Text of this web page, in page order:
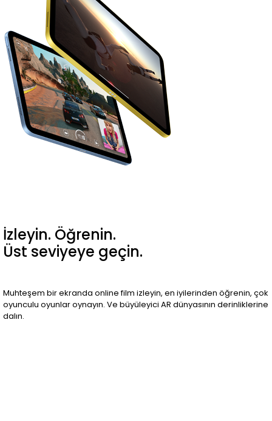
İzleyin. Öğrenin.
Üst seviyeye geçin.
Muhteşem bir ekranda online film izleyin, en iyilerinden öğrenin, çok
oyunculu oyunlar oynayın. Ve büyüleyici AR dünyasının derinliklerine
dalın.